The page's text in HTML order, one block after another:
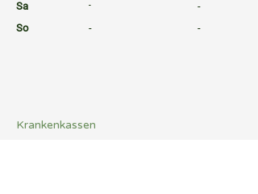
Sa -
-
So
-
-
Krankenkassen